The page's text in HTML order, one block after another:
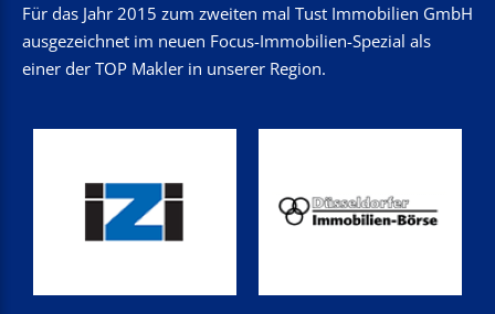
Für das Jahr 2015 zum zweiten mal Tust Immobilien GmbH
ausgezeichnet im neuen Focus-Immobilien-Spezial als
einer der TOP Makler in unserer Region.